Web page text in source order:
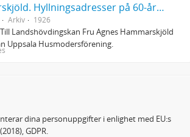
Agnes Hammarskjöld. Hyllningsadresser på 60-årsdagen
Arkiv 1926
Landshövdingskan Fru Agnes Hammarskjöld
Uppsala Husmodersförening.
dina personuppgifter i enlighet med EU:s
GDPR.